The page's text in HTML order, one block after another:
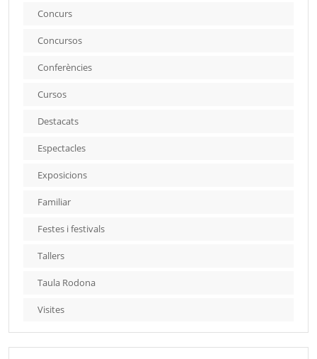
Concurs
Concursos
Conferències
Cursos
Destacats
Espectacles
Exposicions
Familiar
Festes i festivals
Tallers
Taula Rodona
Visites